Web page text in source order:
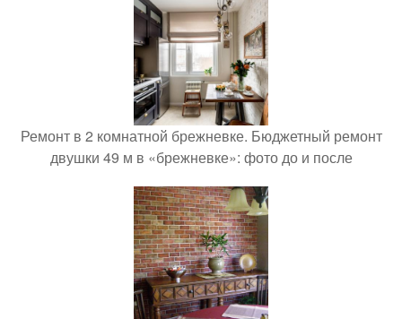
Ремонт в 2 комнатной брежневке. Бюджетный ремонт
двушки 49 м в «брежневке»: фото до и после